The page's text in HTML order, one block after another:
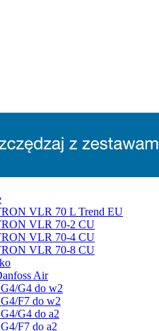
VLR 70 L Trend EU
VLR 70-2 CU
VLR 70-4 CU
VLR 70-8 CU
Air
G4 do w2
F7 do w2
G4 do a2
F7 do a2